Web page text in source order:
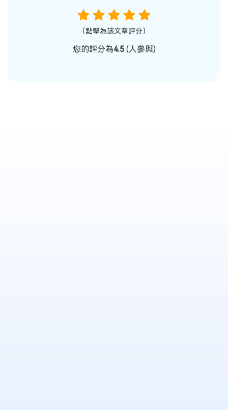
（點擊為該文章評分）
您的評分為4.5(人參與)